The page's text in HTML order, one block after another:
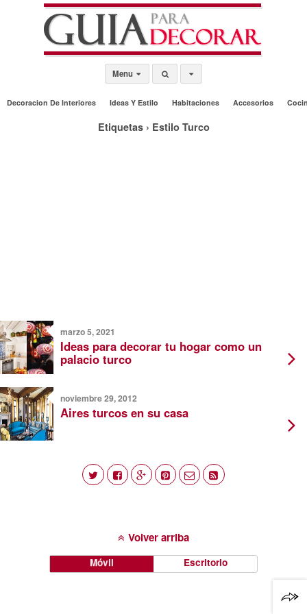
Menu
Decoracion De Interiores Ideas Y Estilo Habitaciones Accesorios
Etiquetas › Estilo Turco
marzo 5, 2021
Ideas para decorar tu hogar como un
palacio turco
noviembre 29, 2012
Aires turcos en su casa
Volver arriba
Móvil Escritorio